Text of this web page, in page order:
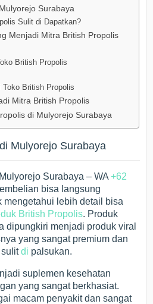
Surabaya
Sulit di Dapatkan?
Menjadi Mitra British Propolis
British Propolis
Toko British Propolis
Mitra British Propolis
di Mulyorejo Surabaya
Mulyorejo Surabaya
Surabaya – WA+62
bisa langsung
mengetahui lebih detail bisa
British Propolis. Produk
dipungkiri menjadi produk viral
yang sangat premium dan
sulitdi palsukan.
suplemen kesehatan
yang sangat berkhasiat.
macam penyakit dan sangat